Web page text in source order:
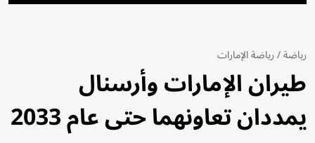
رياضة/رياضة الإمارات
طيران الإمارات وأرسنال
يمددان تعاونهما حتى عام 2033